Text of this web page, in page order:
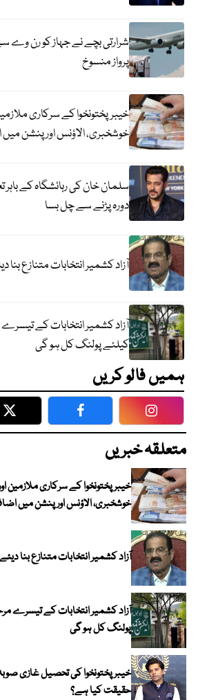
شرارتی بچے نے جہاز کو رن وے
پرواز منسوخ
خیبرپختونخوا کے سرکاری
خوشخبری، الاؤنس اور پنشن
سلمان خان کی رہائشگاہ کے باہر
دورہ پڑنے سے چل بسا
آزاد کشمیر انتخابات متنازع
کیلئے پولنگ کل ہو گی
ہمیں فالو کریں
Twitter Facebook
متعلقہ خبریں
خیبرپختونخوا کے سرکاری ملازمین
خوشخبری، الاؤنس اور پنشن میں
آزاد کشمیر انتخابات متنازع بنا
پولنگ کل ہو گی
خیبر پختونخوا کی تحصیل غازی
حقیقت کیا ہے؟